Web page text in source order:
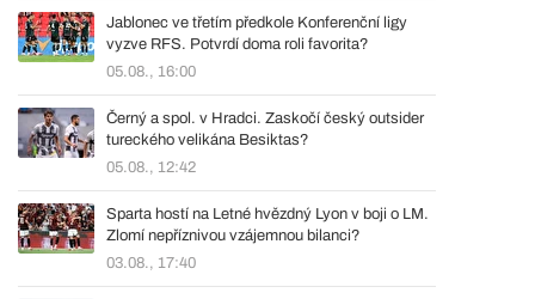
Jablonec ve třetím předkole Konferenční ligy
vyzve RFS. Potvrdí doma roli favorita?
05.08., 16:00
Černý a spol. v Hradci. Zaskočí český outsider
tureckého velikána Besiktas?
05.08., 12:42
Sparta hostí na Letné hvězdný Lyon v boji o LM.
Zlomí nepříznivou vzájemnou bilanci?
03.08., 17:40